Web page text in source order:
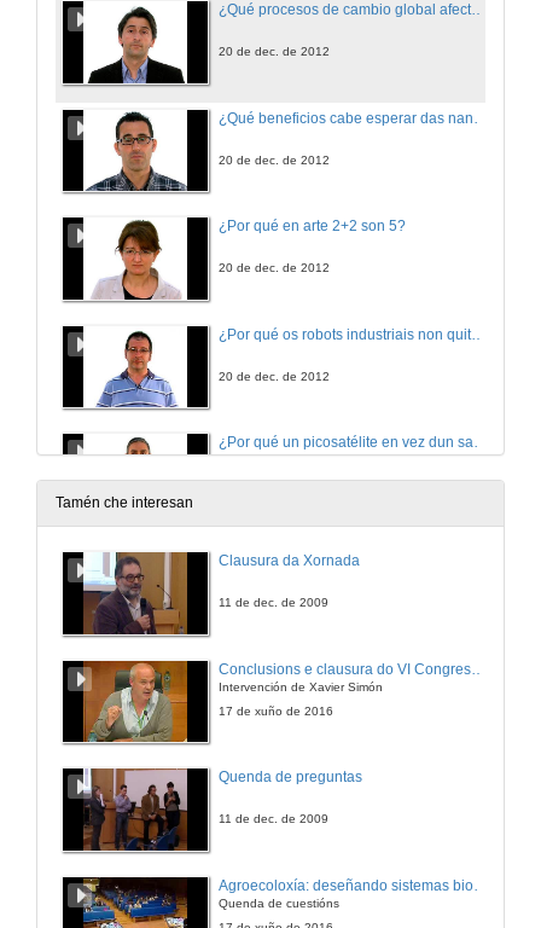
¿Qué procesos de cambio global afectan os ecosistemas mariños?
20 de dec. de 2012
20 de dec. de 2012
¿Por qué en arte 2+2 son 5?
20 de dec. de 2012
20 de dec. de 2012
¿Por qué un picosatélite en vez dun satélite grande?
20 de dec. de 2012
Are taxes justified?
Tamén che interesan
Clausura da Xornada
11 de dec. de 2009
Intervención de Xavier Simón
17 de xuño de 2016
Quenda de preguntas
11 de dec. de 2009
Quenda de cuestións